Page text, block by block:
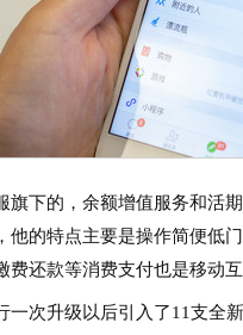
旗下的，余额增值服务和活
他的特点主要是操作简便低
费还款等消费支付也是移动
一次升级以后引入了11支全